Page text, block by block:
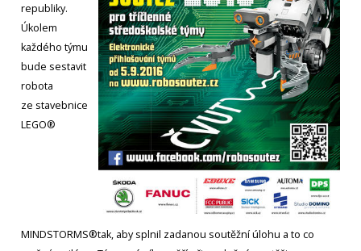
republiky.
Úkolem
každého týmu
bude sestavit
robota
ze stavebnice
LEGO®
MINDSTORMS®tak, aby splnil zadanou soutěžní úlohu a to co